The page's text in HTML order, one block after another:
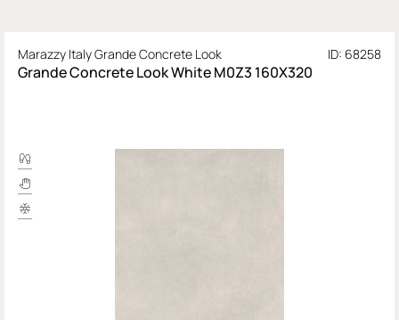
Marazzy Italy Grande Concrete Look ID: 68258
Grande Concrete Look White M0Z3 160X320